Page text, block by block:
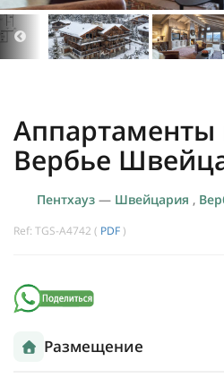
Aппартаменты
Вербье
Пентхауз — Швейцария ,
Ref: TGS-A4742 ( PDF )
Размещение